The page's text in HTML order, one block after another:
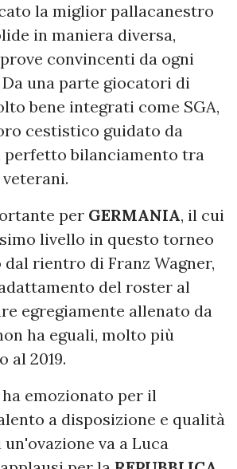
la miglior pallacanestro
in maniera diversa,
convincenti da ogni
una parte giocatori di
bene integrati come SGA,
cestistico guidato da
perfetto bilanciamento tra
per GERMANIA, il cui
livello in questo torneo
rientro di Franz Wagner,
del roster al
egregiamente allenato da
ha eguali, molto più
al 2019.
ha emozionato per il
a disposizione e qualità
va a Luca